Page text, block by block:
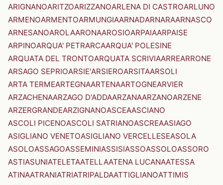
ARIGNANOARITZOARIZZANOARLENA DI CASTROARLUNO
ARMENOARMENTOARMUNGIAARNADARNARAARNASCO
ARNESANOAROLAARONAAROSIOARPAIAARPAISE
ARPINOARQUA' PETRARCAARQUA' POLESINE
ARQUATA DEL TRONTOARQUATA SCRIVIAARREARRONE
ARSAGO SEPRIOARSIE'ARSIEROARSITAARSOLI
ARTA TERMEARTEGNAARTENAARTOGNEARVIER
ARZACHENAARZAGO D'ADDAARZANAARZANOARZENE
ARZERGRANDEARZIGNANOASCEAASCIANO
ASCOLI PICENOASCOLI SATRIANOASCREAASIAGO
ASIGLIANO VENETOASIGLIANO VERCELLESEASOLA
ASOLOASSAGOASSEMINIASSISIASSOASSOLOASSORO
ASTIASUNIATELETAATELLAATENA LUCANAATESSA
ATINAATRANIATRIATRIPALDAATTIGLIANOATTIMIS